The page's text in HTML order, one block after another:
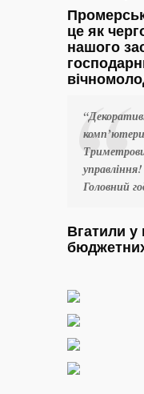
це як
нашого
управління!
Головний
Вгатили у